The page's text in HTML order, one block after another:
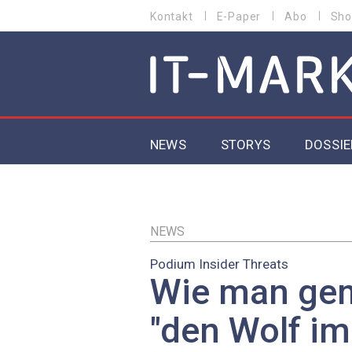
zum
MENU
Kontakt E-Paper Abo
MAIN NAVIGATION
NEWS STORYS
EU-
NEWS
Podium Insider Threats
Wie man
"den Wolf im